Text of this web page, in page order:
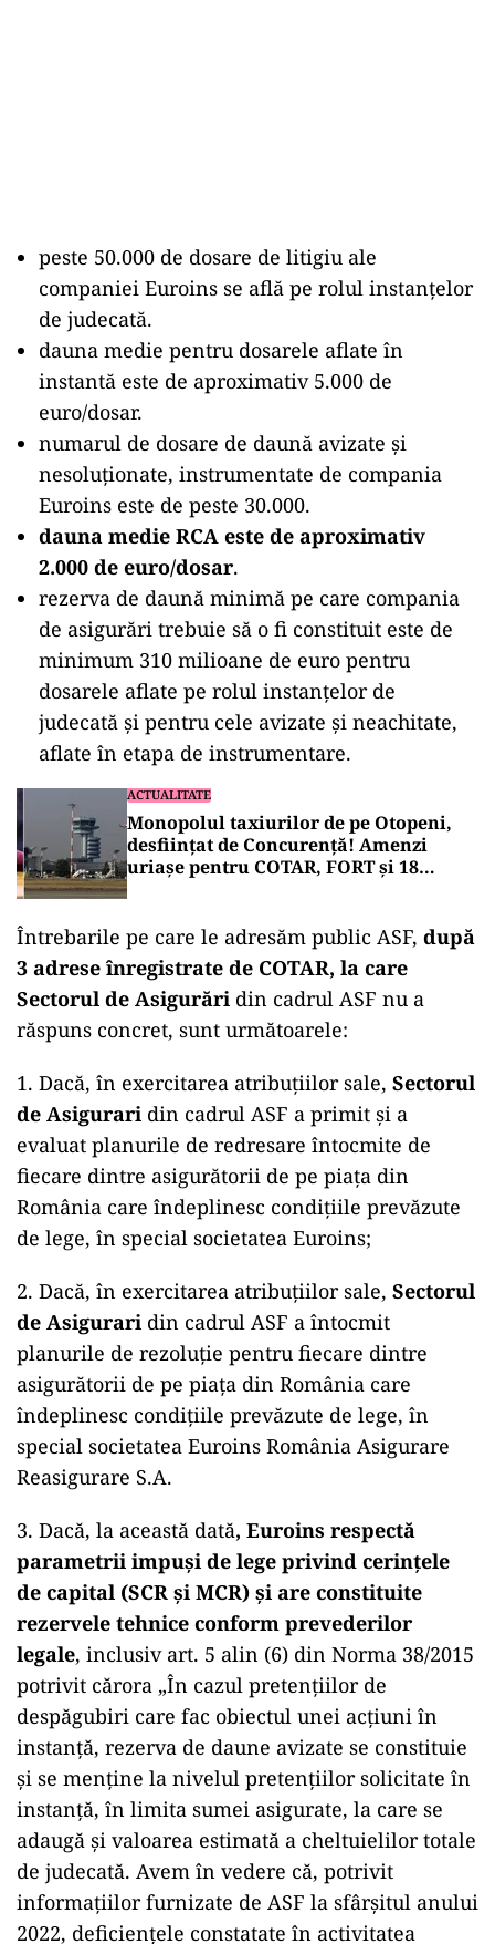
peste 50.000 de dosare de litigiu ale
companiei Euroins se află pe rolul instanțelor
de judecată.
dauna medie pentru dosarele aflate în
instantă este de aproximativ 5.000 de
euro/dosar.
numarul de dosare de daună avizate și
nesoluționate, instrumentate de compania
Euroins este de peste 30.000.
dauna medie RCA este de aproximativ
2.000 de euro/dosar.
rezerva de daună minimă pe care compania
de asigurări trebuie să o fi constituit este de
minimum 310 milioane de euro pentru
dosarele aflate pe rolul instanțelor de
judecată și pentru cele avizate și neachitate,
aflate în etapa de instrumentare.
ACTUALITATE
Monopolul taxiurilor de pe Otopeni,
desființat de Concurență! Amenzi
uriașe pentru COTAR, FORT și 18
Întrebarile pe care le adresăm public ASF, după
3 adrese înregistrate de COTAR, la care
Sectorul de Asigurări din cadrul ASF nu a
răspuns concret, sunt următoarele:
1. Dacă, în exercitarea atribuțiilor sale, Sectorul
de Asigurari din cadrul ASF a primit și a
evaluat planurile de redresare întocmite de
fiecare dintre asigurătorii de pe piața din
România care îndeplinesc condițiile prevăzute
de lege, în special societatea Euroins;
2. Dacă, în exercitarea atribuțiilor sale, Sectorul
de Asigurari din cadrul ASF a întocmit
planurile de rezoluție pentru fiecare dintre
asigurătorii de pe piața din România care
îndeplinesc condițiile prevăzute de lege, în
special societatea Euroins România Asigurare
Reasigurare S.A.
3. Dacă, la această dată, Euroins respectă
parametrii impuși de lege privind cerințele
de capital (SCR și MCR) și are constituite
rezervele tehnice conform prevederilor
legale, inclusiv art. 5 alin (6) din Norma 38/2015
potrivit cărora „În cazul pretenţiilor de
despăgubiri care fac obiectul unei acţiuni în
instanţă, rezerva de daune avizate se constituie
şi se menţine la nivelul pretenţiilor solicitate în
instanţă, în limita sumei asigurate, la care se
adaugă şi valoarea estimată a cheltuielilor totale
de judecată. Avem în vedere că, potrivit
informațiilor furnizate de ASF la sfârșitul anului
2022, deficiențele constatate în activitatea